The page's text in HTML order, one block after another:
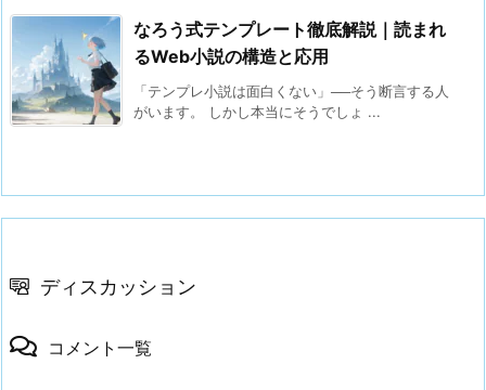
なろう式テンプレート徹底解説｜読まれ
るWeb小説の構造と応用
「テンプレ小説は面白くない」──そう断言する人
がいます。 しかし本当にそうでしょ ...
ディスカッション
コメント一覧